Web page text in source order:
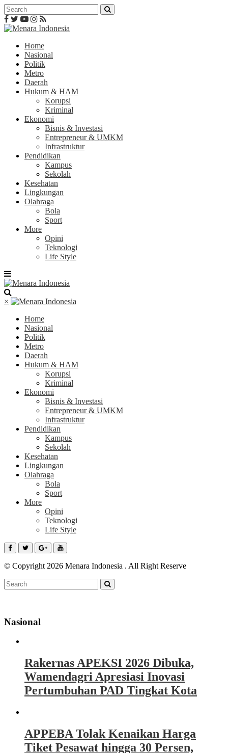
Home
Nasional
Politik
Metro
Daerah
Hukum & HAM
Korupsi
Kriminal
Ekonomi
Bisnis & Investasi
Entrepreneur & UMKM
Infrastruktur
Pendidikan
Kampus
Sekolah
Kesehatan
Lingkungan
Olahraga
Bola
Sport
More
Opini
Teknologi
Life Style
×
Home
Nasional
Politik
Metro
Daerah
Hukum & HAM
Korupsi
Kriminal
Ekonomi
Bisnis & Investasi
Entrepreneur & UMKM
Infrastruktur
Pendidikan
Kampus
Sekolah
Kesehatan
Lingkungan
Olahraga
Bola
Sport
More
Opini
Teknologi
Life Style
© Copyright 2026 Menara Indonesia . All Right Reserve
Nasional
Rakernas APEKSI 2026 Dibuka,
Wamendagri Apresiasi Inovasi
Pertumbuhan PAD Tingkat Kota
APPEBA Tolak Kenaikan Harga
Tiket Pesawat hingga 30 Persen,